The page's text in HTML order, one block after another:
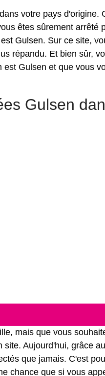
votre pays d'origine.
êtes sûrement arrêté
Gulsen. Sur ce site,
répandu. Et bien sûr,
est Gulsen et que vous
Gulsen
mais que vous
site. Aujourd'hui, grâce
que jamais. C'est
chance que si vous